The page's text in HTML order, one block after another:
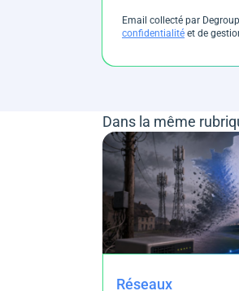
Email collecté par
confidentialité et de
Dans la même
Réseaux